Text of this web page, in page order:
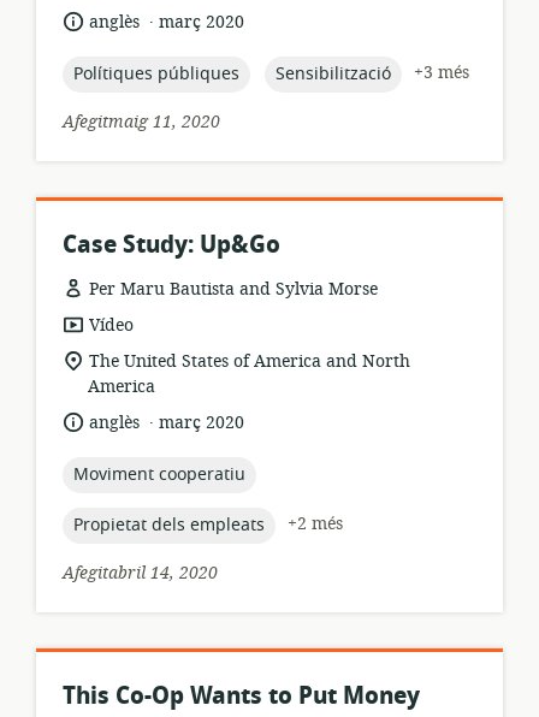
recursos:
idioma:
anglès .
data
publicació:
març 2020
topic:
Polítiques públiques topic:
Sensibilització
+3 més
Afegitmaig 11, 2020
Case Study: Up&Go
Per Maru Bautista and Sylvia Morse
format
dels
recursos:
Vídeo
ubicació
rellevant:
The United States of America and North
America
idioma:
anglès .
data
publicació:
març 2020
topic:
Moviment cooperatiu
topic:
Propietat dels empleats
+2 més
Afegitabril 14, 2020
This Co-Op Wants to Put Money